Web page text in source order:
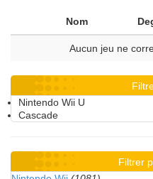
Nom
Aucun jeu ne
Nintendo Wii U
Cascade
Filtrer